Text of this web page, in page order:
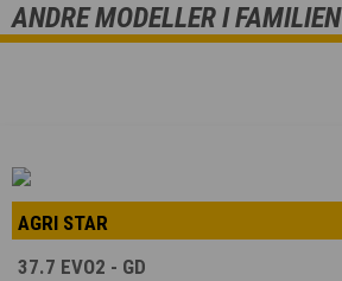
ANDRE MODELLER I FAMILIEN
AGRI STAR
37.7 EVO2 - GD